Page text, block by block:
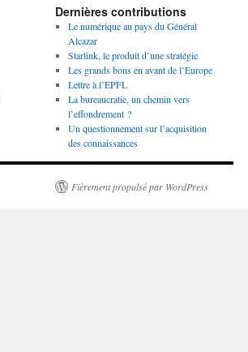
Dernières contributions
Le numérique au pays du Général
Alcazar
Starlink, le produit d’une stratégie
Les grands bons en avant de l’Europe
Lettre à l’EPFL
La bureaucratie, un chemin vers
l’effondrement ?
Un questionnement sur l’acquisition
des connaissances
Fièrement propulsé par WordPress